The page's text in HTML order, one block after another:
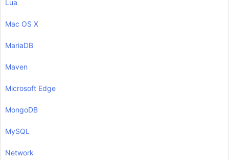
Lua
Mac OS X
MariaDB
Maven
Microsoft Edge
MongoDB
MySQL
Network